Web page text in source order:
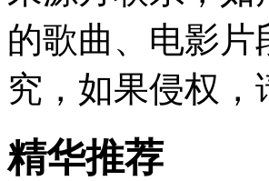
的歌曲、电影
究，如果侵权
精华推荐